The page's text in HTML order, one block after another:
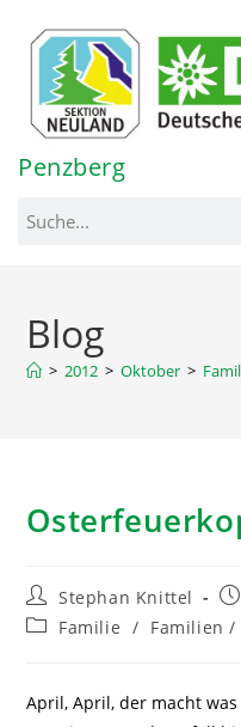
springen
Penzberg
Blog
> 2012 > Oktober >
Stephan Knittel
Familie / Familien
April, April, der macht